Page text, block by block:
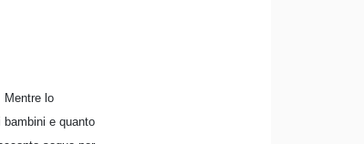
Mentre lo
bambini e quanto